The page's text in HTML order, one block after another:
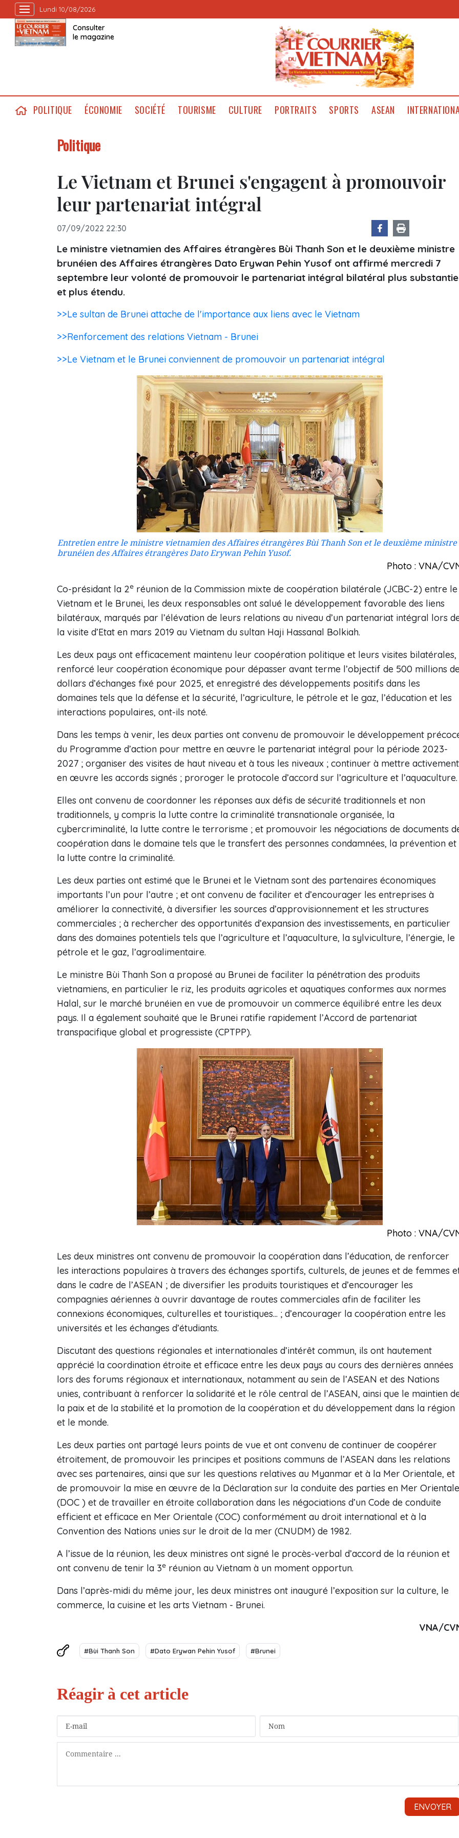
Lundi 10/08/2026
Consulter
le magazine
POLITIQUE ÉCONOMIE SOCIÉTÉ TOURISME CULTURE PORTRAITS SPORTS ASEAN
Politique
Le Vietnam et Brunei s'engagent à promouvoir
leur partenariat intégral
07/09/2022 22:30
Le ministre vietnamien des Affaires étrangères Bùi Thanh Son et le deuxième ministre
brunéien des Affaires étrangères Dato Erywan Pehin Yusof ont affirmé mercredi 7
septembre leur volonté de promouvoir le partenariat intégral bilatéral plus
et plus étendu.
>>Le sultan de Brunei attache de l'importance aux liens avec le Vietnam
>>Renforcement des relations Vietnam - Brunei
>>Le Vietnam et le Brunei conviennent de promouvoir un partenariat intégral
Entretien entre le ministre vietnamien des Affaires étrangères Bùi Thanh Son et le deuxième ministre
brunéien des Affaires étrangères Dato Erywan Pehin Yusof.
Photo : VNA/
Co-présidant la 2e réunion de la Commission mixte de coopération bilatérale (JCBC-2) entre le
Vietnam et le Brunei, les deux responsables ont salué le développement favorable des liens
bilatéraux, marqués par l’élévation de leurs relations au niveau d’un partenariat intégral lors
la visite d’Etat en mars 2019 au Vietnam du sultan Haji Hassanal Bolkiah.
Les deux pays ont efficacement maintenu leur coopération politique et leurs visites bilatérales,
renforcé leur coopération économique pour dépasser avant terme l’objectif de 500 millions
dollars d’échanges fixé pour 2025, et enregistré des développements positifs dans les
domaines tels que la défense et la sécurité, l’agriculture, le pétrole et le gaz, l’éducation et les
interactions populaires, ont-ils noté.
Dans les temps à venir, les deux parties ont convenu de promouvoir le développement
du Programme d’action pour mettre en œuvre le partenariat intégral pour la période 2023-
2027 ; organiser des visites de haut niveau et à tous les niveaux ; continuer à mettre activement
en œuvre les accords signés ; proroger le protocole d’accord sur l’agriculture et l’aquaculture.
Elles ont convenu de coordonner les réponses aux défis de sécurité traditionnels et non
traditionnels, y compris la lutte contre la criminalité transnationale organisée, la
cybercriminalité, la lutte contre le terrorisme ; et promouvoir les négociations de documents
coopération dans le domaine tels que le transfert des personnes condamnées, la prévention et
la lutte contre la criminalité.
Les deux parties ont estimé que le Brunei et le Vietnam sont des partenaires économiques
importants l’un pour l’autre ; et ont convenu de faciliter et d’encourager les entreprises à
améliorer la connectivité, à diversifier les sources d’approvisionnement et les structures
commerciales ; à rechercher des opportunités d’expansion des investissements, en particulier
dans des domaines potentiels tels que l’agriculture et l’aquaculture, la sylviculture, l’énergie, le
pétrole et le gaz, l’agroalimentaire.
Le ministre Bùi Thanh Son a proposé au Brunei de faciliter la pénétration des produits
vietnamiens, en particulier le riz, les produits agricoles et aquatiques conformes aux normes
Halal, sur le marché brunéien en vue de promouvoir un commerce équilibré entre les deux
pays. Il a également souhaité que le Brunei ratifie rapidement l’Accord de partenariat
transpacifique global et progressiste (CPTPP).
Photo : VNA/
Les deux ministres ont convenu de promouvoir la coopération dans l’éducation, de renforcer
les interactions populaires à travers des échanges sportifs, culturels, de jeunes et de femmes
dans le cadre de l’ASEAN ; de diversifier les produits touristiques et d’encourager les
compagnies aériennes à ouvrir davantage de routes commerciales afin de faciliter les
connexions économiques, culturelles et touristiques... ; d’encourager la coopération entre les
universités et les échanges d’étudiants.
Discutant des questions régionales et internationales d’intérêt commun, ils ont hautement
apprécié la coordination étroite et efficace entre les deux pays au cours des dernières années
lors des forums régionaux et internationaux, notamment au sein de l’ASEAN et des Nations
unies, contribuant à renforcer la solidarité et le rôle central de l’ASEAN, ainsi que le maintien
la paix et de la stabilité et la promotion de la coopération et du développement dans la région
et le monde.
Les deux parties ont partagé leurs points de vue et ont convenu de continuer de coopérer
étroitement, de promouvoir les principes et positions communs de l’ASEAN dans les relations
avec ses partenaires, ainsi que sur les questions relatives au Myanmar et à la Mer Orientale, et
de promouvoir la mise en œuvre de la Déclaration sur la conduite des parties en Mer Orientale
(DOC ) et de travailler en étroite collaboration dans les négociations d’un Code de conduite
efficient et efficace en Mer Orientale (COC) conformément au droit international et à la
Convention des Nations unies sur le droit de la mer (CNUDM) de 1982.
A l’issue de la réunion, les deux ministres ont signé le procès-verbal d’accord de la réunion et
ont convenu de tenir la 3e réunion au Vietnam à un moment opportun.
Dans l’après-midi du même jour, les deux ministres ont inauguré l’exposition sur la culture, le
commerce, la cuisine et les arts Vietnam - Brunei.
VNA/
#Bùi Thanh Son #Dato Erywan Pehin Yusof #Brunei